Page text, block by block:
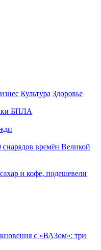
Культура Здоровье
БПЛА
времён Великой
и кофе, подешевели
с «ВАЗом»: три